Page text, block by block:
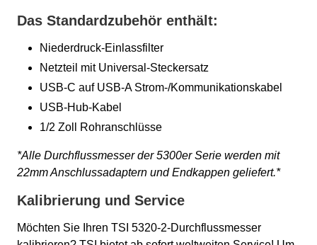
Das Standardzubehör enthält:
Niederdruck-Einlassfilter
Netzteil mit Universal-Steckersatz
USB-C auf USB-A Strom-/Kommunikationskabel
USB-Hub-Kabel
1/2 Zoll Rohranschlüsse
*Alle Durchflussmesser der 5300er Serie werden mit
22mm Anschlussadaptern und Endkappen geliefert.*
Kalibrierung und Service
Möchten Sie Ihren TSI 5320-2-Durchflussmesser